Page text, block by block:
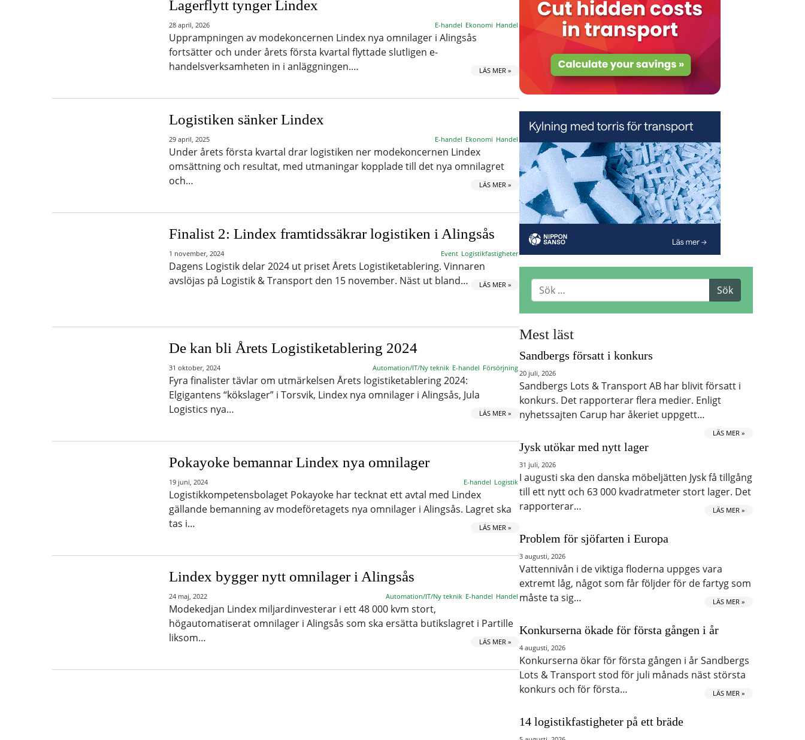
Lagerflytt tynger Lindex
28 april, 2026 E-handel Ekonomi Handel
Upprampningen av modekoncernen Lindex nya omnilager i Alingsås
fortsätter och under årets första kvartal flyttade slutligen e-
handelsverksamheten in i anläggningen.…
LÄS MER »
Logistiken sänker Lindex
29 april, 2025 E-handel Ekonomi Handel
Under årets första kvartal drar logistiken ner modekoncernen Lindex
omsättning och resultat, med utmaningar kopplade till det nya omnilagret
och…
LÄS MER »
Finalist 2: Lindex framtidssäkrar logistiken i Alingsås
1 november, 2024 Event Logistikfastigheter
Dagens Logistik delar 2024 ut priset Årets Logistiketablering. Vinnaren
avslöjas på Logistik & Transport den 15 november. Näst ut bland…
LÄS MER »
De kan bli Årets Logistiketablering 2024
31 oktober, 2024 Automation/IT/Ny teknik E-handel Försörjning
Fyra finalister tävlar om utmärkelsen Årets logistiketablering 2024:
Elgigantens “kökslager” i Torsvik, Lindex nya omnilager i Alingsås, Jula
Logistics nya…
LÄS MER »
Pokayoke bemannar Lindex nya omnilager
19 juni, 2024 E-handel Logistik
Logistikkompetensbolaget Pokayoke har tecknat ett avtal med Lindex
gällande bemanning av modeföretagets nya omnilager i Alingsås. Lagret ska
tas i…
LÄS MER »
Lindex bygger nytt omnilager i Alingsås
24 maj, 2022 Automation/IT/Ny teknik E-handel Handel
Modekedjan Lindex miljardinvesterar i ett 48 000 kvm stort,
högautomatiserat omnilager i Alingsås som ska ersätta butikslagret i Partille
liksom…
LÄS MER »
Mest läst
Sandbergs försatt i konkurs
20 juli, 2026
Sandbergs Lots & Transport AB har blivit försatt i
konkurs. Det rapporterar flera medier. Enligt
nyhetssajten Carup har åkeriet uppgett…
LÄS MER »
Jysk utökar med nytt lager
31 juli, 2026
I augusti ska den danska möbeljätten Jysk få tillgång
till ett nytt och 63 000 kvadratmeter stort lager. Det
rapporterar…
LÄS MER »
Problem för sjöfarten i Europa
3 augusti, 2026
Vattennivån i de viktiga floderna uppges vara
extremt låg, något som får följder för de fartyg som
måste ta sig…
LÄS MER »
Konkurserna ökade för första gången i år
4 augusti, 2026
Konkurserna ökar för första gången i år Sandbergs
Lots & Transport stod för juli månads näst största
konkurs och för första…
LÄS MER »
14 logistikfastigheter på ett bräde